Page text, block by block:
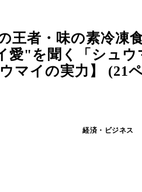
王者・味の素冷
愛"を聞く「シュ
マイの実力】 (21
経済・ビジネス